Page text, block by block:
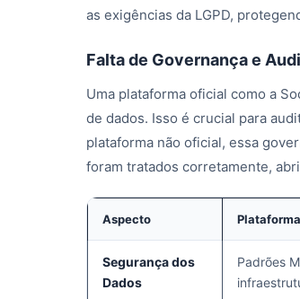
as exigências da LGPD,
Falta de Governança e
Uma plataforma oficial como a
de dados. Isso é crucial para
plataforma não oficial, essa
foram tratados corretamente,
Aspecto
Segurança dos
Dados
Padrões